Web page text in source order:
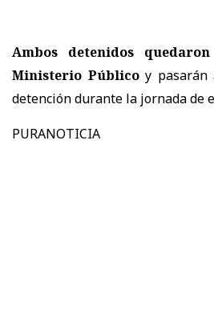
Ambos detenidos
Ministerio Públicoy pasarán
detención durante la jornada de
PURANOTICIA